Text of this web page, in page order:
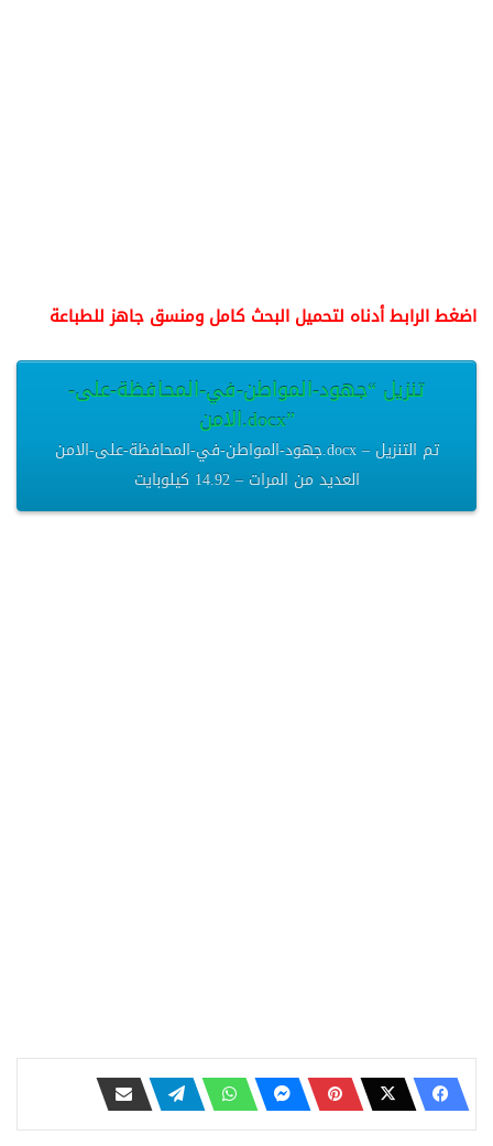
اضغط الرابط أدناه لتحميل البحث كامل ومنسق جاهز للطباعة
تنزيل “جهود-المواطن-في-المحافظة-على-
الامن.docx”
جهود-المواطن-في-المحافظة-على-الامن.docx – تم التنزيل
العديد من المرات – 14.92 كيلوبايت